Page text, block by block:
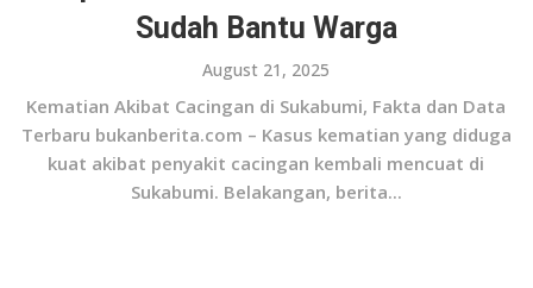
Sudah Bantu Warga
August 21, 2025
Kematian Akibat Cacingan di Sukabumi, Fakta dan Data
Terbaru bukanberita.com – Kasus kematian yang diduga
kuat akibat penyakit cacingan kembali mencuat di
Sukabumi. Belakangan, berita...